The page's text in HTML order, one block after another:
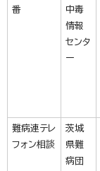
番
中毒
情報
センタ
ー
難病連テレ
フォン相談
茨城
県難
病団